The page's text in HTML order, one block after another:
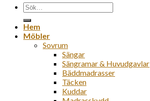
Sök
efter:
Hem
Möbler
Sovrum
Sängar
Sängramar & Huvudgavlar
Bäddmadrasser
Täcken
Kuddar